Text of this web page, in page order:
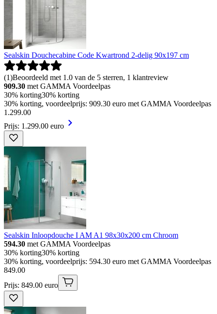
Sealskin Douchecabine Code Kwartrond 2-delig 90x197 cm
(1)Beoordeeld met 1.0 van de 5 sterren, 1 klantreview
909.30 met GAMMA Voordeelpas
30% korting30% korting
30% korting, voordeelprijs: 909.30 euro met GAMMA Voordeelpas
1 .299.00
Prijs: 1.299.00 euro
Sealskin Inloopdouche I AM A1 98x30x200 cm Chroom
594.30 met GAMMA Voordeelpas
30% korting30% korting
30% korting, voordeelprijs: 594.30 euro met GAMMA Voordeelpas
849.00
Prijs: 849.00 euro